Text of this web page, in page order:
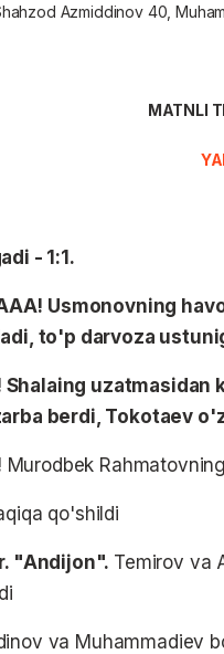
Azmiddinov 40,
MATNLI
- 1:1.
Usmonovning
to'p darvoza
Shalaing uzatmasidan
berdi, Tokotaev
Murodbek
qo'shildi
"Andijon". Temirov va
va Muhammadiev